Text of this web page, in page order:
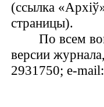
(ссылка
страницы).
По всем
версии
2931750; e-